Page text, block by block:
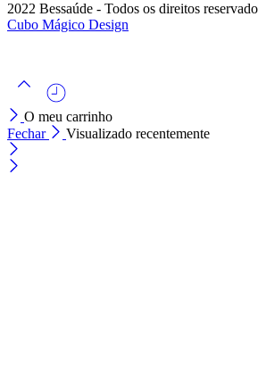
2022 Bessaúde - Todos os direitos
Cubo Mágico Design
O meu carrinho
Fechar
Visualizado recentemente